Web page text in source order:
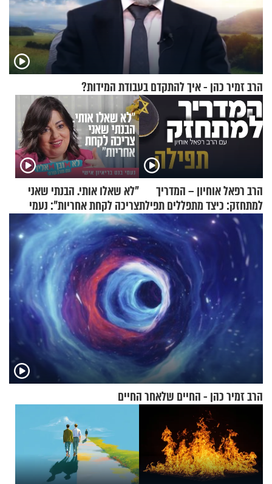
הרב זמיר כהן - איך להתקדם בעבודת המידות?
הרב רפאל אוחיון – המדריך
למתחזק: כיצד מתפללים תפילת
שמונה עשרה?
"לא שאלו אותי. הבנתי שאני
צריכה לקחת אחריות": נעמי
בנט בריאיון אישי
הרב זמיר כהן - החיים שלאחר החיים